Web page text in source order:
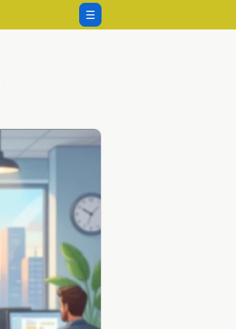
☰